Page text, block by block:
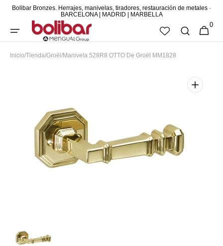
CONTENIDO
Bolibar Bronzes. Herrajes, manivelas, tiradores, restauración de metales ·
BARCELONA | MADRID | MARBELLA
CESTA
0
Inicio/Tienda/Groël /Manivela 528R8 OTTO De Groël MM1828
Abrir
elemento